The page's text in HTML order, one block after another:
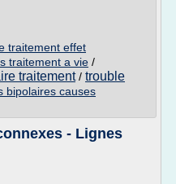
traitement effet
traitement a vie /
traitement/ trouble
bipolaires causes
- Lignes